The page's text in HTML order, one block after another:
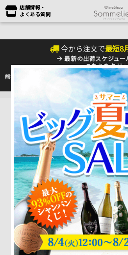
店舗情報・
よくある質問
今から注文で最短8
最新の出荷スケジュー
こちらをクリ
熊本地震の影響により九州への配送に遅れが生
のHP
をご確認下